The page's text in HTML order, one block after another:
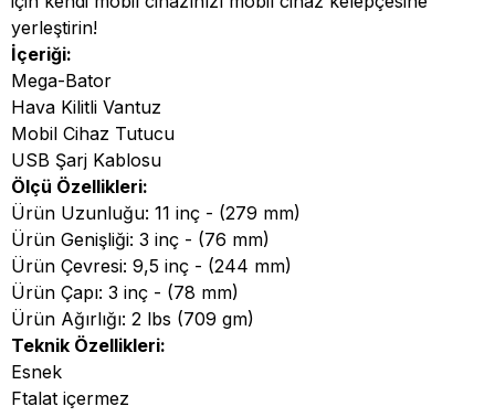
yerleştirin!
İçeriği:
Mega-Bator
Hava Kilitli Vantuz
Mobil Cihaz Tutucu
USB Şarj Kablosu
Ölçü Özellikleri:
Ürün Uzunluğu: 11 inç - (279 mm)
Ürün Genişliği: 3 inç - (76 mm)
Ürün Çevresi: 9,5 inç - (244 mm)
Ürün Çapı: 3 inç - (78 mm)
Ürün Ağırlığı: 2 lbs (709 gm)
Teknik Özellikleri:
Esnek
Ftalat içermez